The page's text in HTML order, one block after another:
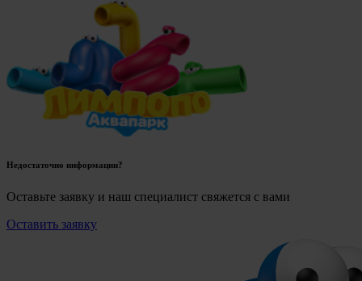
Недостаточно информации?
Оставьте заявку и наш специалист свяжется с вами
Оставить заявку